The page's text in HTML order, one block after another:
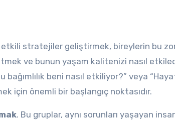
stratejiler geliştirmek, bireylerin bu zor
etmek ve bunun yaşam kalitenizi nasıl
beni nasıl etkiliyor?” veya
için önemli bir başlangıç noktasıdır.
. Bu gruplar, aynı sorunları yaşayan